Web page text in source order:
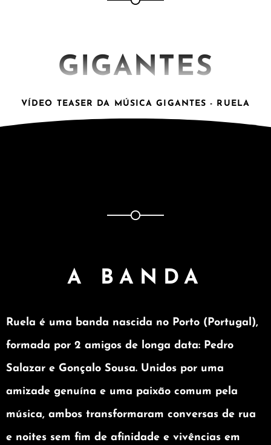
GIGANTES
VÍDEO TEASER DA MÚSICA GIGANTES - RUELA
A BANDA
Ruela é uma banda nascida no Porto (Portugal),
formada por 2 amigos de longa data: Pedro
Salazar e Gonçalo Sousa. Unidos por uma
amizade genuína e uma paixão comum pela
música, ambos transformaram conversas de rua
e noites sem fim de afinidade e vivências em